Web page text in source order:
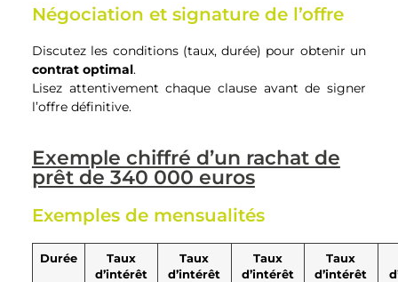
Négociation et signature de l’offre
Discutez les conditions (taux, durée) pour obtenir un
contrat optimal.
Lisez attentivement chaque clause avant de signer
l’offre définitive.
Exemple chiffré d’un rachat de
prêt de 340 000 euros
Exemples de mensualités
Durée
Taux
d’intérêt
Taux
d’intérêt
Taux
d’intérêt
Taux
d’intérêt